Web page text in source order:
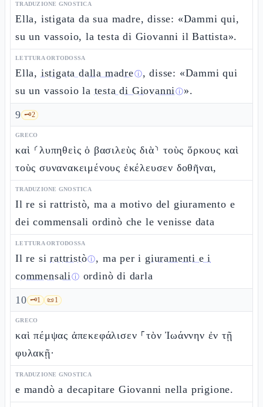
TRADUZIONE GNOSTICA
Ella, istigata da sua madre, disse: «Dammi qui,
su un vassoio, la testa di Giovanni il Battista».
LETTURA ORTODOSSA
Ella, istigata dalla madreⓘ, disse: «Dammi qui
su un vassoio la testa di Giovanniⓘ».
9 🗝️2
GRECO
καὶ ⸂λυπηθεὶς ὁ βασιλεὺς διὰ⸃ τοὺς ὅρκους καὶ
τοὺς συνανακειμένους ἐκέλευσεν δοθῆναι,
TRADUZIONE GNOSTICA
Il re si rattristò, ma a motivo del giuramento e
dei commensali ordinò che le venisse data
LETTURA ORTODOSSA
Il re sirattristòⓘ, ma per i giuramenti e i
commensaliⓘ ordinò di darla
10 🗝️1 📜1
GRECO
καὶ πέμψας ἀπεκεφάλισεν ⸀τὸν Ἰωάννην ἐν τῇ
φυλακῇ·
TRADUZIONE GNOSTICA
e mandò a decapitare Giovanni nella prigione.